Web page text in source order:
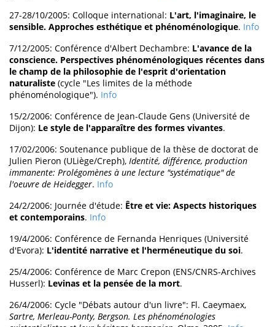
27-28/10/2005: Colloque international: L'art, l'imaginaire, le
sensible. Approches esthétique et phénoménologique. Info
7/12/2005: Conférence d'Albert Dechambre: L'avance de la
conscience. Perspectives phénoménologiques récentes dans
le champ de la philosophie de l'esprit d'orientation
naturaliste (cycle "Les limites de la méthode
phénoménologique"). Info
15/2/2006: Conférence de Jean-Claude Gens (Université de
Dijon): Le style de l'apparaître des formes vivantes.
17/02/2006: Soutenance publique de la thèse de doctorat de
Julien Pieron (ULiège/Creph), Identité, différence, production
immanente: Prolégomènes à une lecture "systématique" de
l'oeuvre de Heidegger. Info
24/2/2006: Journée d'étude: Être et vie: Aspects historiques
et contemporains. Info
19/4/2006: Conférence de Fernanda Henriques (Université
d'Evora): L'identité narrative et l'herméneutique du soi.
25/4/2006: Conférence de Marc Crepon (ENS/CNRS-Archives
Husserl): Levinas et la pensée de la mort.
26/4/2006: Cycle "Débats autour d'un livre": Fl. Caeymaex,
Sartre, Merleau-Ponty, Bergson. Les phénoménologies